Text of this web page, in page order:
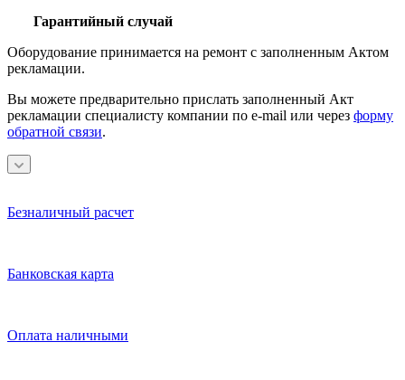
Гарантийный случай
Оборудование принимается на ремонт с заполненным Актом
рекламации.
Вы можете предварительно прислать заполненный Акт
рекламации специалисту компании по e-mail или через форму
обратной связи.
Безналичный расчет
Банковская карта
Оплата наличными